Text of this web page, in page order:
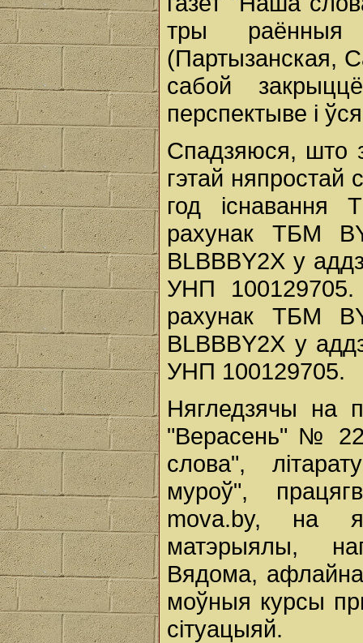
тры
(Партызанская,
сабой
перспектыве і
Спадзяюся, што
гэтай няпростай
год існавання
рахунак ТБМ
BLBBBY2X у
УНП 100129705.
рахунак ТБМ
BLBBBY2X у
УНП 100129705.
Нягледзячы на
"Верасень" №
слова",
муроў",
mova.by, на
матэрыялы,
Вядома,
моўныя курсы
сітуацыяй.